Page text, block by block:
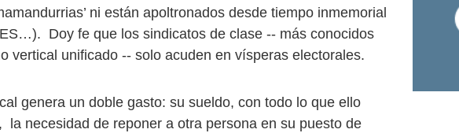
ni están apoltronados desde tiempo inmemorial
Doy fe que los sindicatos de clase -- más conocidos
vertical unificado -- solo acuden en vísperas electorales.
genera un doble gasto: su sueldo, con todo lo que ello
la necesidad de reponer a otra persona en su puesto de